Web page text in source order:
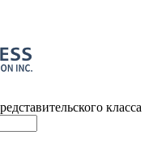
класса